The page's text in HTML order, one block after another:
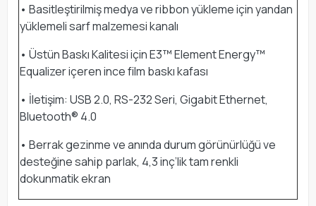
• Basitleştirilmiş medya ve ribbon yükleme için yandan
yüklemeli sarf malzemesi kanalı
• Üstün Baskı Kalitesi için E3™ Element Energy™
Equalizer içeren ince film baskı kafası
• İletişim: USB 2.0, RS-232 Seri, Gigabit Ethernet,
Bluetooth® 4.0
• Berrak gezinme ve anında durum görünürlüğü ve
desteğine sahip parlak, 4,3 inç’lik tam renkli
dokunmatik ekran